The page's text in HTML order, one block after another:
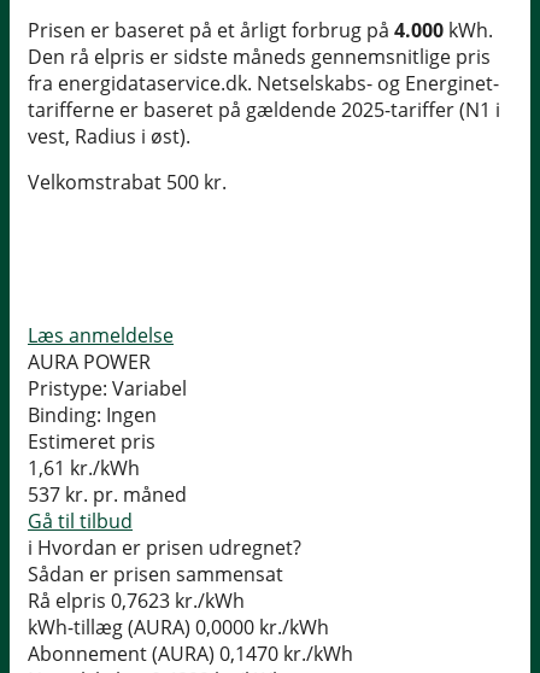
Prisen er baseret på et årligt forbrug på 4.000 kWh.
Den rå elpris er sidste måneds gennemsnitlige pris
fra energidataservice.dk. Netselskabs- og Energinet-
tarifferne er baseret på gældende 2025-tariffer (N1 i
vest, Radius i øst).
Velkomstrabat 500 kr.
Læs anmeldelse
AURA POWER
Pristype: Variabel
Binding: Ingen
Estimeret pris
1,61 kr./kWh
537 kr. pr. måned
Gå til tilbud
i Hvordan er prisen udregnet?
Sådan er prisen sammensat
Rå elpris 0,7623 kr./kWh
kWh-tillæg (AURA) 0,0000 kr./kWh
Abonnement (AURA) 0,1470 kr./kWh